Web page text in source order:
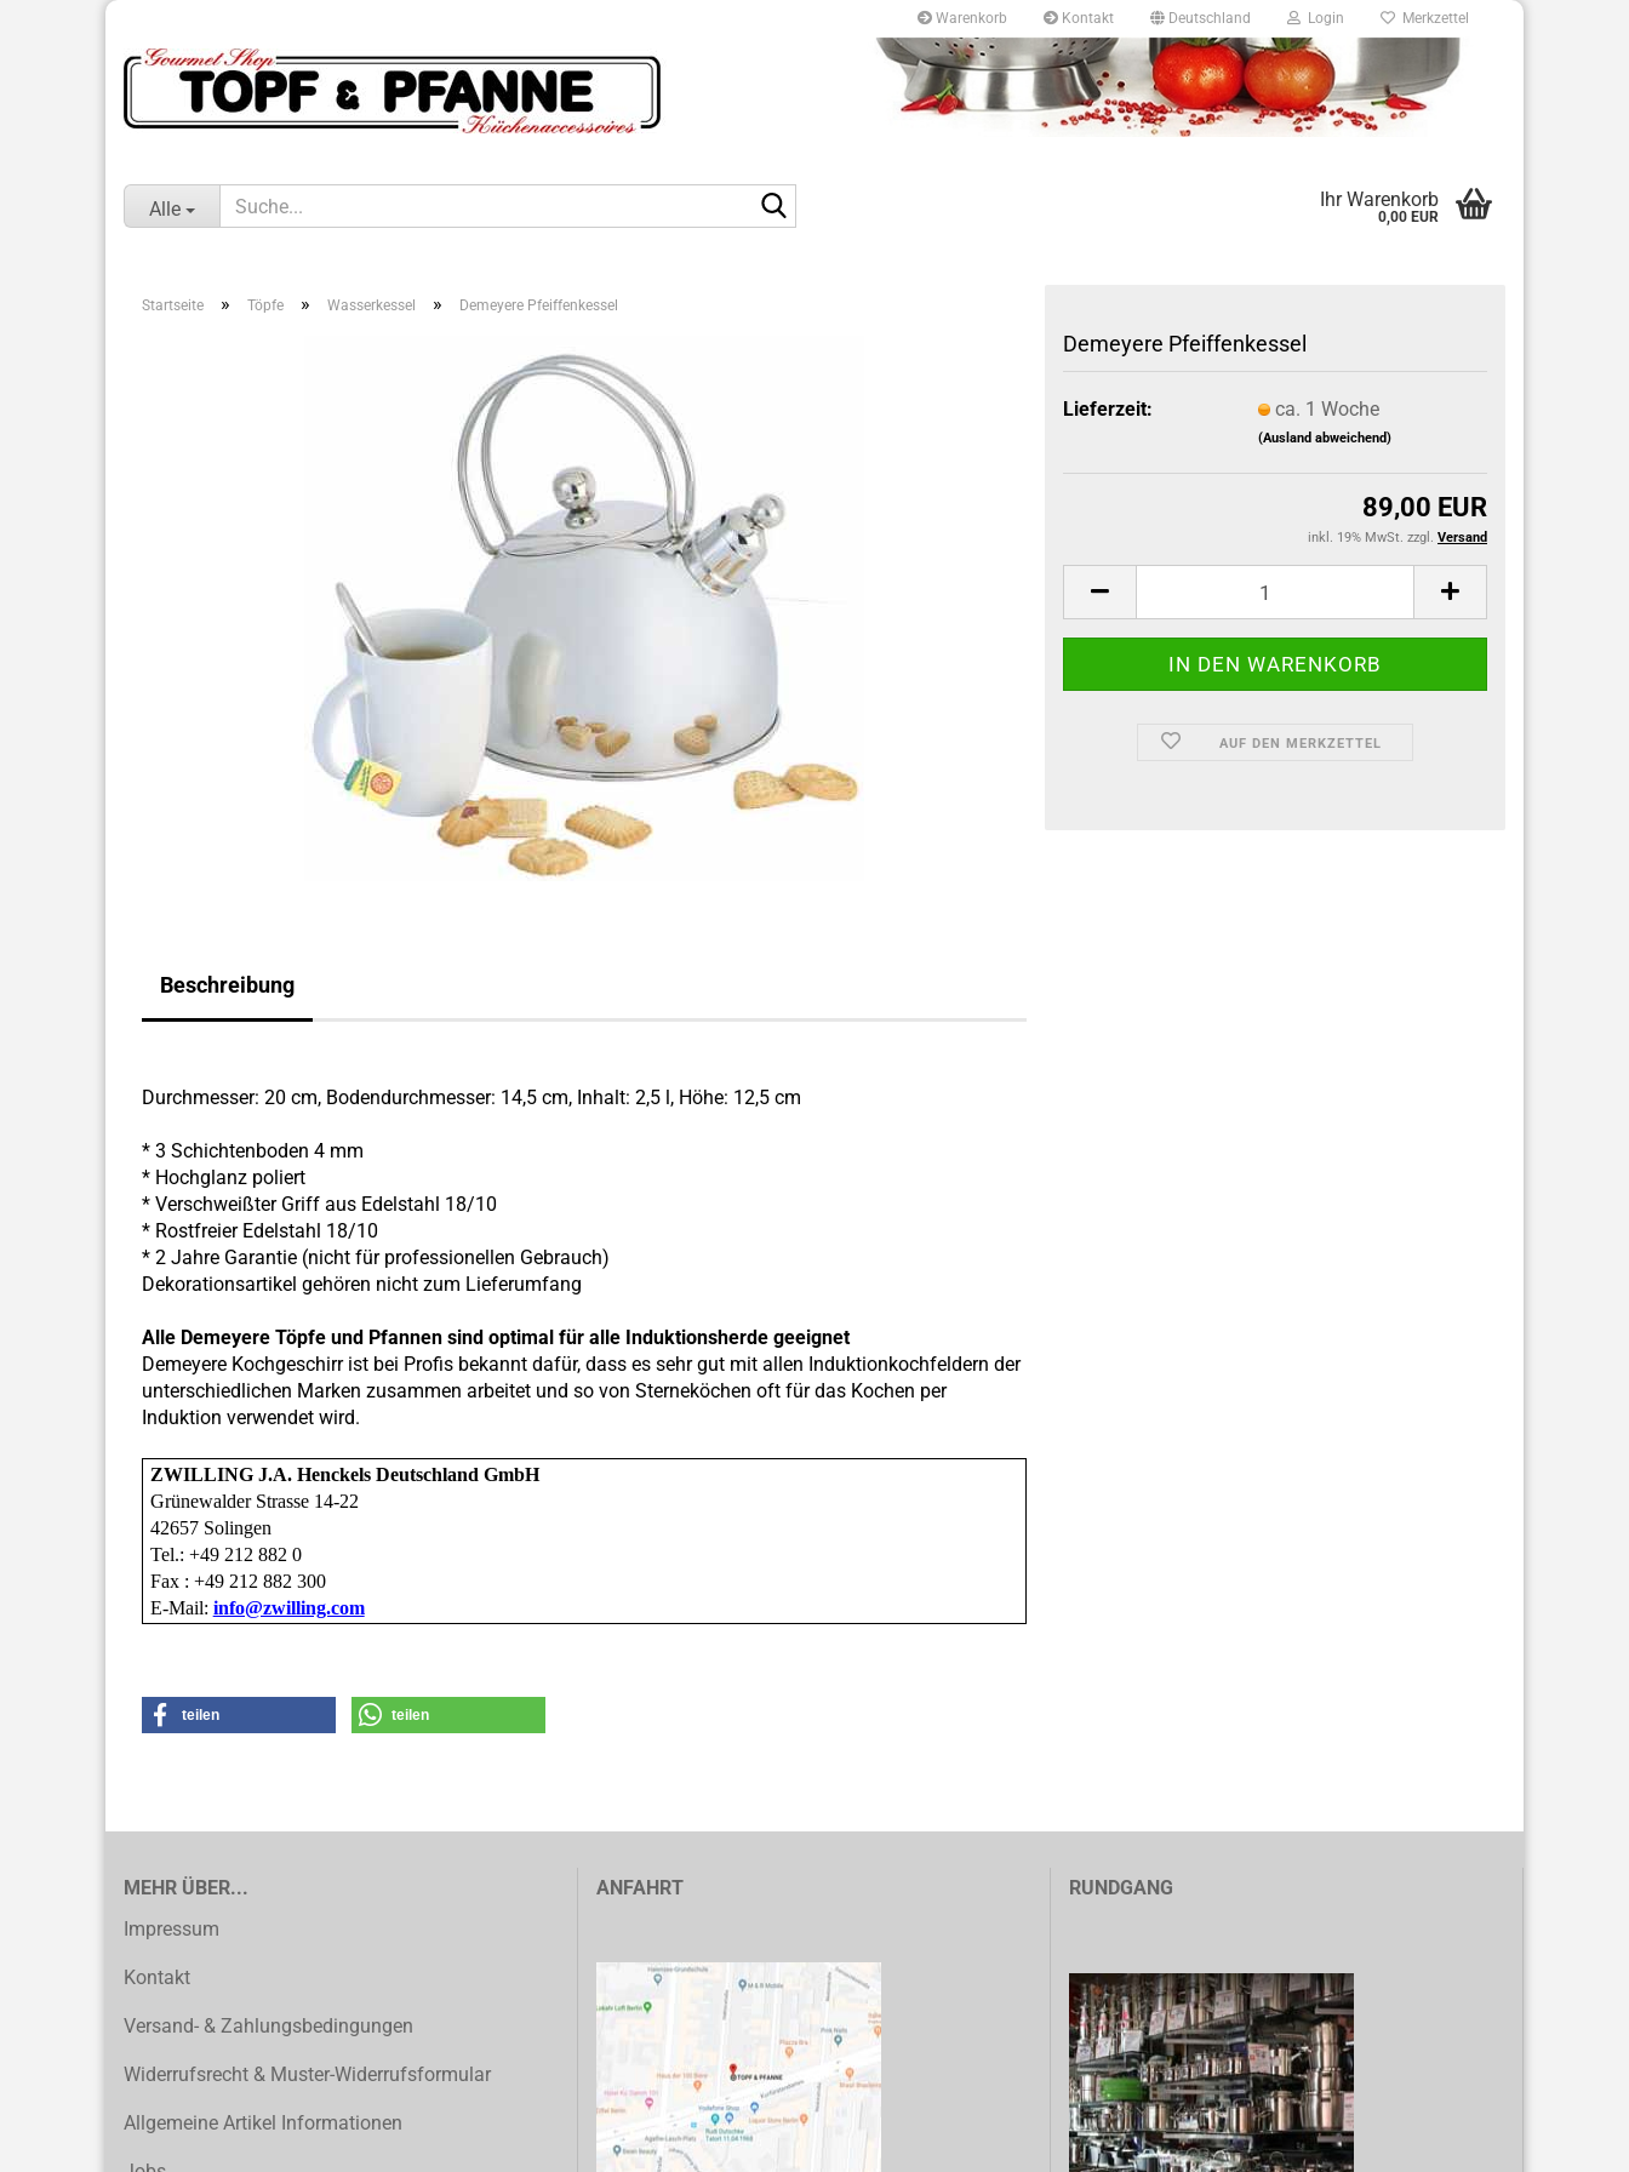
Warenkorb Kontakt Deutschland Login Merkzettel
Alle Ihr Warenkorb
0,00 EUR
Startseite » Töpfe » Wasserkessel » Demeyere Pfeiffenkessel
Demeyere Pfeiffenkessel
Lieferzeit: ca. 1 Woche
(Ausland abweichend)
89,00 EUR
inkl. 19% MwSt. zzgl. Versand
AUF DEN MERKZETTEL
Beschreibung
Durchmesser: 20 cm, Bodendurchmesser: 14,5 cm, Inhalt: 2,5 l, Höhe: 12,5 cm
* 3 Schichtenboden 4 mm
* Hochglanz poliert
* Verschweißter Griff aus Edelstahl 18/10
* Rostfreier Edelstahl 18/10
* 2 Jahre Garantie (nicht für professionellen Gebrauch)
Dekorationsartikel gehören nicht zum Lieferumfang
Alle Demeyere Töpfe und Pfannen sind optimal für alle Induktionsherde geeignet
Demeyere Kochgeschirr ist bei Profis bekannt dafür, dass es sehr gut mit allen Induktionkochfeldern der
unterschiedlichen Marken zusammen arbeitet und so von Sterneköchen oft für das Kochen per
Induktion verwendet wird.
ZWILLING J.A. Henckels Deutschland GmbH
Grünewalder Strasse 14-22
42657 Solingen
Tel.: +49 212 882 0
Fax : +49 212 882 300
E-Mail: info@zwilling.com
teilen teilen
MEHR ÜBER...
Impressum
Kontakt
Versand- & Zahlungsbedingungen
Widerrufsrecht & Muster-Widerrufsformular
Allgemeine Artikel Informationen
ANFAHRT RUNDGANG